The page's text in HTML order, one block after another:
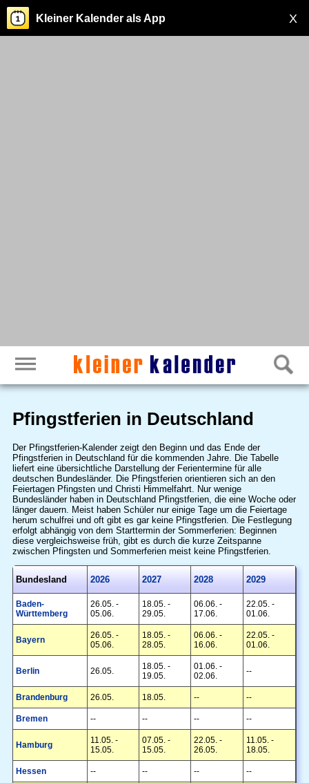
X
Kleiner Kalender als App
Pfingstferien in Deutschland
Der Pfingstferien-Kalender zeigt den Beginn und das Ende der
Pfingstferien in Deutschland für die kommenden Jahre. Die Tabelle
liefert eine übersichtliche Darstellung der Ferientermine für alle
deutschen Bundesländer. Die Pfingstferien orientieren sich an den
Feiertagen Pfingsten und Christi Himmelfahrt. Nur wenige
Bundesländer haben in Deutschland Pfingstferien, die eine Woche oder
länger dauern. Meist haben Schüler nur einige Tage um die Feiertage
herum schulfrei und oft gibt es gar keine Pfingstferien. Die Festlegung
erfolgt abhängig von dem Starttermin der Sommerferien: Beginnen
diese vergleichsweise früh, gibt es durch die kurze Zeitspanne
zwischen Pfingsten und Sommerferien meist keine Pfingstferien.
Bundesland 2026 2027 2028 2029
Baden-
Württemberg
26.05. -
05.06.
18.05. -
29.05.
06.06. -
17.06.
22.05. -
01.06.
Bayern
26.05. -
05.06.
18.05. -
28.05.
06.06. -
16.06.
22.05. -
01.06.
Berlin 26.05.
18.05. -
19.05.
01.06. -
02.06.
--
Brandenburg 26.05. 18.05. -- --
Bremen -- -- -- --
Hamburg
11.05. -
15.05.
07.05. -
15.05.
22.05. -
26.05.
11.05. -
18.05.
Hessen -- -- -- --